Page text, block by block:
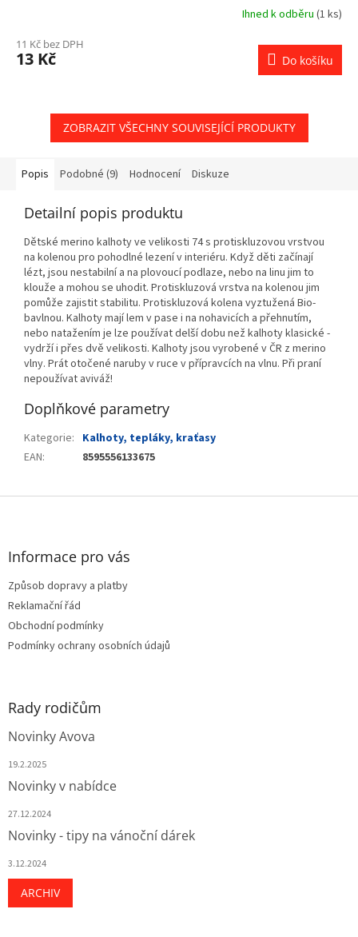
Ihned k odběru (1 ks)
11 Kč bez DPH
13 Kč Do košíku
ZOBRAZIT VŠECHNY SOUVISEJÍCÍ PRODUKTY
Popis Podobné (9) Hodnocení Diskuze
Detailní popis produktu
Dětské merino kalhoty ve velikosti 74 s protiskluzovou vrstvou
na kolenou pro pohodlné lezení v interiéru. Když děti začínají
lézt, jsou nestabilní a na plovoucí podlaze, nebo na linu jim to
klouže a mohou se uhodit. Protiskluzová vrstva na kolenou jim
pomůže zajistit stabilitu. Protiskluzová kolena vyztužená Bio-
bavlnou. Kalhoty mají lem v pase i na nohavicích a přehnutím,
nebo natažením je lze používat delší dobu než kalhoty klasické -
vydrží i přes dvě velikosti. Kalhoty jsou vyrobené v ČR z merino
vlny. Prát otočené naruby v ruce v přípravcích na vlnu. Při praní
nepoužívat aviváž!
Doplňkové parametry
Kategorie: Kalhoty, tepláky, kraťasy
EAN: 8595556133675
Z
Informace pro vás
Způsob dopravy a platby
Reklamační řád
Obchodní podmínky
Podmínky ochrany osobních údajů
Rady rodičům
Novinky Avova
19.2.2025
Novinky v nabídce
27.12.2024
Novinky - tipy na vánoční dárek
3.12.2024
ARCHIV